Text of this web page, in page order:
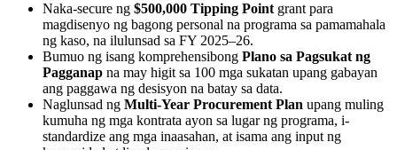
Naka-secure ng $500,000 Tipping Point grant para
magdisenyo ng bagong personal na programa sa pamamahala
ng kaso, na ilulunsad sa FY 2025–26.
Bumuo ng isang komprehensibong Plano sa Pagsukat ng
Pagganap na may higit sa 100 mga sukatan upang gabayan
ang paggawa ng desisyon na batay sa data.
Naglunsad ng Multi-Year Procurement Plan upang muling
kumuha ng mga kontrata ayon sa lugar ng programa, i-
standardize ang mga inaasahan, at isama ang input ng